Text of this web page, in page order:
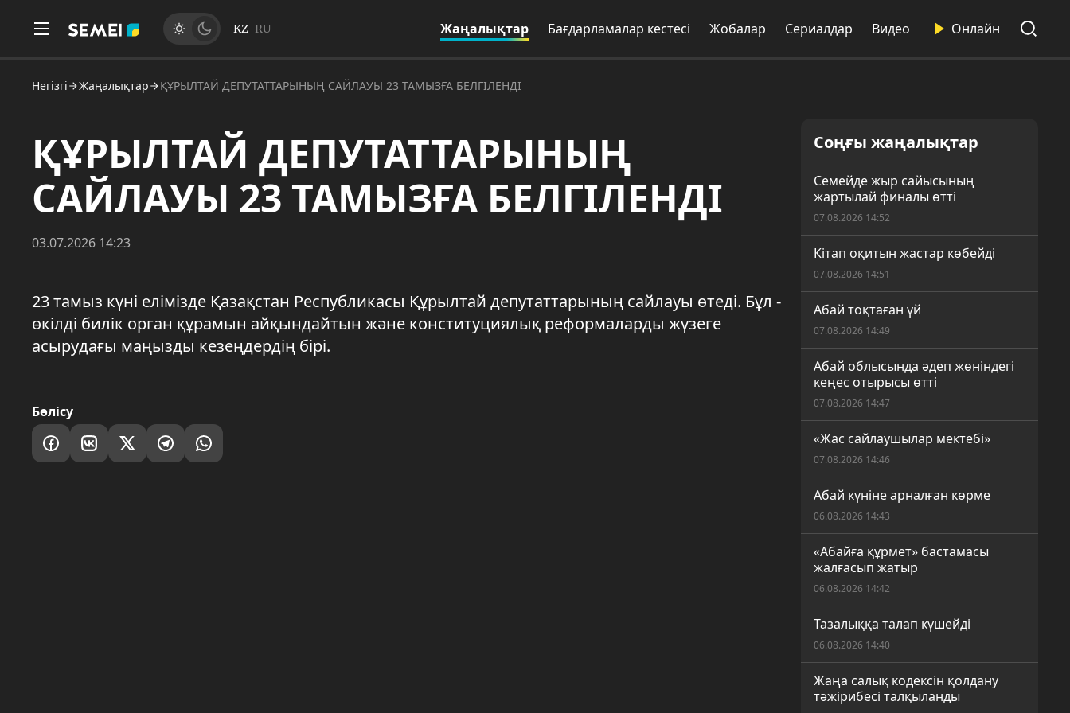
KZ RU Жаңалықтар Бағдарламалар кестесі Жобалар Сериалдар Видео Онлайн
Негізгі Жаңалықтар ҚҰРЫЛТАЙ ДЕПУТАТТАРЫНЫҢ САЙЛАУЫ 23 ТАМЫЗҒА БЕЛГІЛЕНДІ
ҚҰРЫЛТАЙ ДЕПУТАТТАРЫНЫҢ
САЙЛАУЫ 23 ТАМЫЗҒА БЕЛГІЛЕНДІ
03.07.2026 14:23
23 тамыз күні елімізде Қазақстан Республикасы Құрылтай депутаттарының сайлауы өтеді. Бұл -
өкілді билік орган құрамын айқындайтын және конституциялық реформаларды жүзеге
асырудағы маңызды кезеңдердің бірі.
Бөлісу
Соңғы жаңалықтар
Семейде жыр сайысының
жартылай финалы өтті
07.08.2026 14:52
Кітап оқитын жастар көбейді
07.08.2026 14:51
Абай тоқтаған үй
07.08.2026 14:49
Абай облысында әдеп жөніндегі
кеңес отырысы өтті
07.08.2026 14:47
«Жас сайлаушылар мектебі»
07.08.2026 14:46
Абай күніне арналған көрме
06.08.2026 14:43
«Абайға құрмет» бастамасы
жалғасып жатыр
06.08.2026 14:42
Тазалыққа талап күшейді
06.08.2026 14:40
Жаңа салық кодексін қолдану
тәжірибесі талқыланды